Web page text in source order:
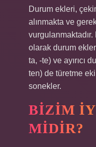
Durum ekleri,
alınmakta ve
vurgulanmaktadır.
olarak durum
ta, -te) ve ayırıcı
ten) de türetme eki
sonekler.
BIZIM
MIDIR?